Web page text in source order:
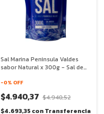
Sal Marina Peninsula Valdes
sabor Natural x 300g - Sal de
-0% OFF
$4.940,37 $4.940,52
$4.693,35conTransferencia